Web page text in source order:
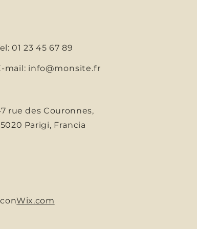
01 23 45 67 89
mail: info@monsite.fr
rue des Couronnes,
Parigi, Francia
Wix.com